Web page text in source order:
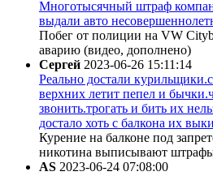
Многотысячный штраф
выдали авто
Побег от полиции на VW
аварию (видео, дополнено)
Сергей 2023-06-26 15:11:14
Реально достали
верхних летит пепел и
звонить.трогать и бить их
достало хоть с балкона их
Курение на балконе под
никотина выписывают
AS 2023-06-24 07:08:00